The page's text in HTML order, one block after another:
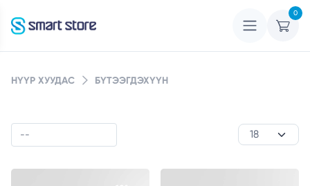
0
НҮҮР ХУУДАС БҮТЭЭГДЭХҮҮН